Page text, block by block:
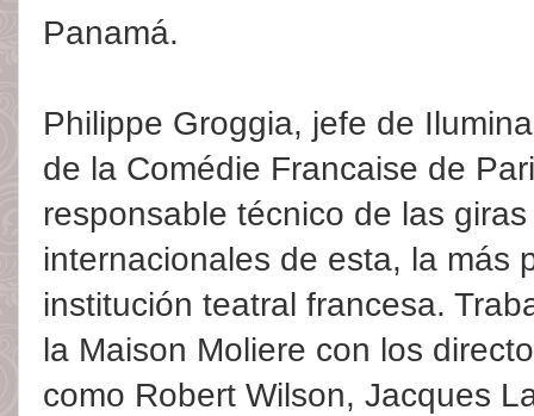
Panamá.
Philippe Groggia, jefe de
de la Comédie Francaise de
responsable técnico de las giras
internacionales de esta, la más
institución teatral francesa.
la Maison Moliere con los
como Robert Wilson, Jacques